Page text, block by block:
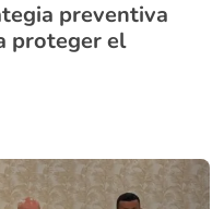
preventiva
proteger el